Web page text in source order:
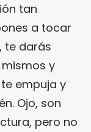
tan
a tocar
te darás
y
empuja y
Ojo, son
pero no